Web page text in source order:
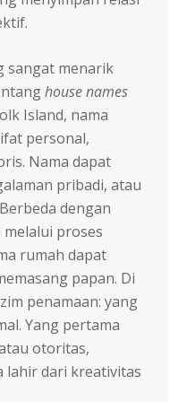
sangat menarik
house names
Island, nama
personal,
Nama dapat
pribadi, atau
dengan
proses
rumah dapat
papan. Di
penamaan: yang
Yang pertama
otoritas,
lahir dari kreativitas